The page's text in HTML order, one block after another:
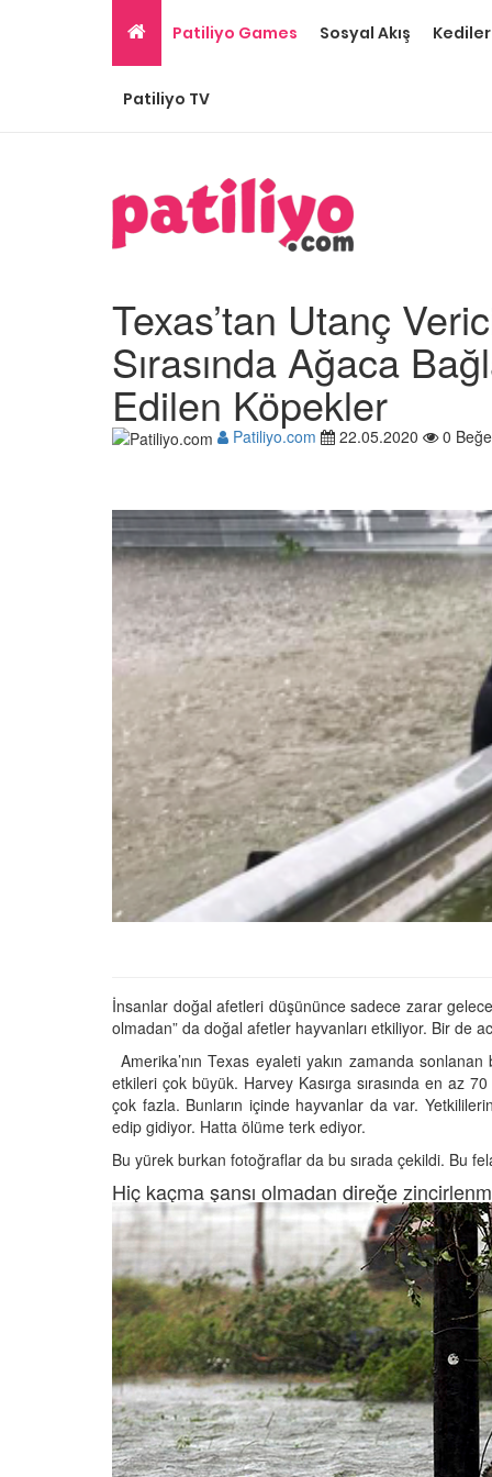
Patiliyo Games Sosyal Akış Kediler
Patiliyo TV
Texas’tan Utanç
Sırasında Ağaca
Edilen Köpekler
Patiliyo.com 22.05.2020 0
İnsanlar doğal afetleri düşününce sadece zarar
olmadan” da doğal afetler hayvanları etkiliyor. Bir de
Amerika’nın Texas eyaleti yakın zamanda
etkileri çok büyük. Harvey Kasırga sırasında en az 70
çok fazla. Bunların içinde hayvanlar da var.
edip gidiyor. Hatta ölüme terk ediyor.
Bu yürek burkan fotoğraflar da bu sırada çekildi. Bu
Hiç kaçma şansı olmadan direğe
Ev Ortamına ve
Standartlarına Uygun
Köpeklerle İlgili Ünlü
Atasözleri
03.04.2024
İzmir’deki Hayvan
22.05.2020
Ankara’daki Hayvan
22.05.2020
Köpeğim Su İçmiyor,
Su İçmeme Sebepleri
Neler
Niyetli İnsanları
Boş Duvara
Görür mü?
Köpeklerden
Geçebilen Parazitler:
Rehber ve Korunma
23.10.2025
Çiftlik Kültürü:
Köpeklerinin
Vazgeçilmez Rolü”
22.10.2025
Tarihte Askeri
Görevleri: Savaş
Dört Ayaklı
19.10.2025
Köpek Sağlığı:
Kulak İltihabı: